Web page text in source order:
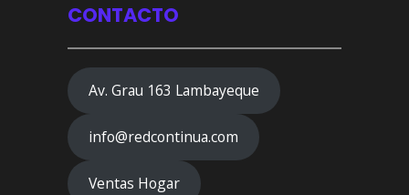
CONTACTO
Av. Grau 163 Lambayeque
info@redcontinua.com
Ventas Hogar